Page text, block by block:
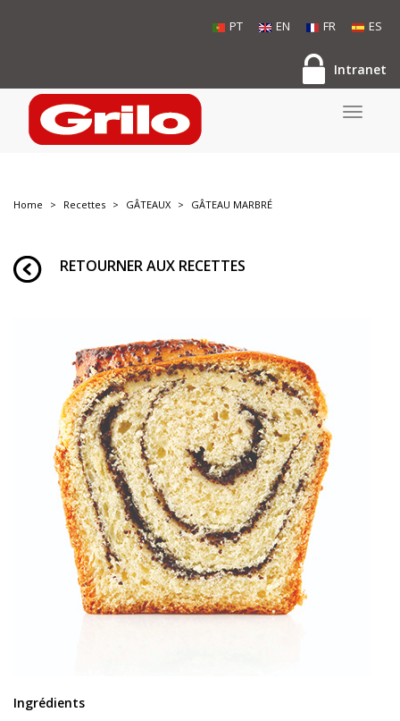
PT EN FR ES
Intranet
Toggle
Home Recettes GÂTEAUX GÂTEAU MARBRÉ
RETOURNER AUX RECETTES
Ingrédients